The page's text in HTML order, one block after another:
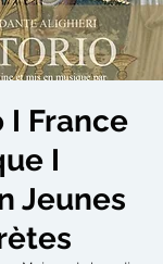
I France
I
Jeunes